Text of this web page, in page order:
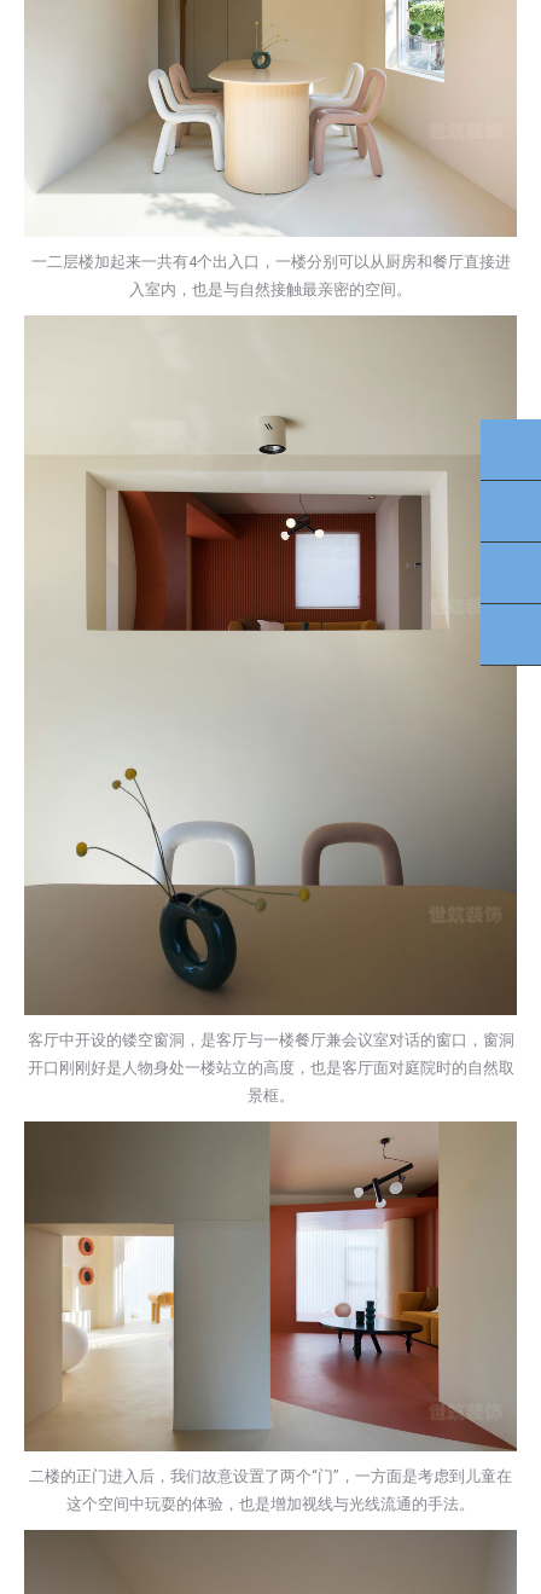
一二层楼加起来一共有4个出入口，一楼分别可以从厨房和餐厅直接进
入室内，也是与自然接触最亲密的空间。
客厅中开设的镂空窗洞，是客厅与一楼餐厅兼会议室对话的窗口，窗洞
开口刚刚好是人物身处一楼站立的高度，也是客厅面对庭院时的自然取
景框。
二楼的正门进入后，我们故意设置了两个“门”，一方面是考虑到儿童在
这个空间中玩耍的体验，也是增加视线与光线流通的手法。